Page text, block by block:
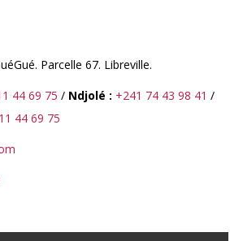
Parcelle 67. Libreville.
44 69 75 / Ndjolé : +241 74 43 98 41 /
44 69 75